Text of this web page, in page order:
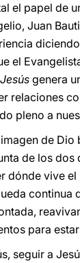
el papel de
Juan
el
genera
relaciones
pleno a
de
de los dos
dónde vive
para
seguir a